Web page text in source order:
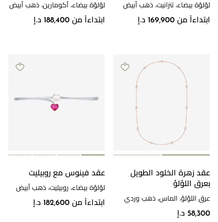
لؤلؤة بيضاء، تنزانيت، ذهب أبيض
ابتداءاً من 169,900 د.إ
لؤلؤة بيضاء، أكومارين، ذهب أبيض
ابتداءاً من 188,400 د.إ
عقد زهرة الخلود الطويل
بعرق اللؤلؤ
عرق اللؤلؤ، الماس، ذهب وردي
58,300 د.إ
عقد فينوس مع روبيليت
لؤلؤة بيضاء، روبيليت، ذهب أبيض
ابتداءاً من 182,600 د.إ